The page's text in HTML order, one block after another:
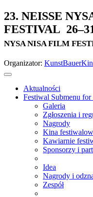
23. NEISSE
FESTIVAL
NYSA NISA FILM
Organizator:
Aktualności
Festiwal Submenu
Galeria
Zgłoszenia i
Nagrody
Kina
Kawiarnie
Sponsorzy i
Idea
Nagrody i
Zespół